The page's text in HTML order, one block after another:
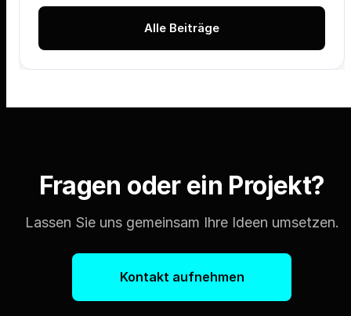
Alle Beiträge
Fragen oder ein Projekt?
Lassen Sie uns gemeinsam Ihre Ideen umsetzen.
Kontakt aufnehmen